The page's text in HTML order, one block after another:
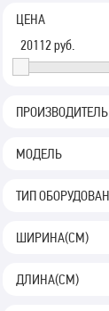
ЦЕНА
20112руб.
ПРОИЗВОДИТЕЛЬ
МОДЕЛЬ
ТИП
ШИРИНА(СМ)
ДЛИНА(СМ)